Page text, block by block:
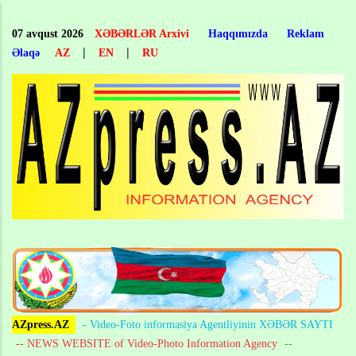
main
content
07 avqust 2026 XƏBƏRLƏR Arxivi Haqqımızda
Reklam
Əlaqə
AZ | EN | RU
AZpress.AZ
- Video-Foto informasiya Agentliyinin XƏBƏR SAYTI
-- NEWS WEBSITE of Video-Photo Information Agency --